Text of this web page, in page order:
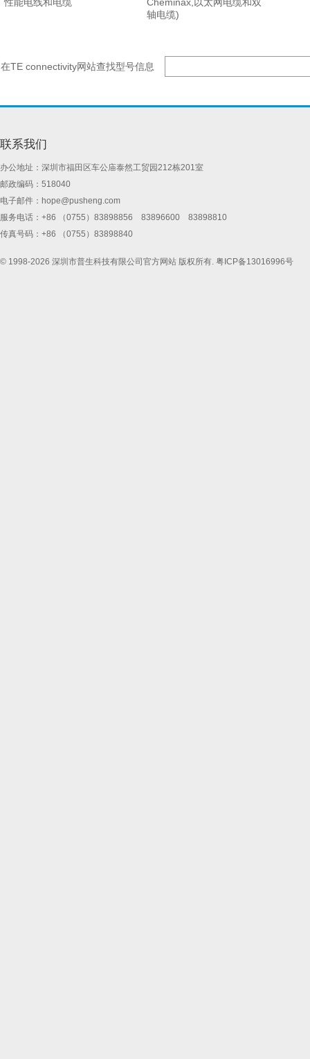
轴电缆)
在TE connectivity网站查找型号信息
联系我们
办公地址：深圳市福田区车公庙泰然工贸园212栋201室
邮政编码：518040
电子邮件： hope@pusheng.com
服务电话：+86 （0755）83898856 83896600 83898810
传真号码：+86 （0755）83898840
© 1998-2026 深圳市普生科技有限公司官方网站 版权所有. 粤ICP备13016996号